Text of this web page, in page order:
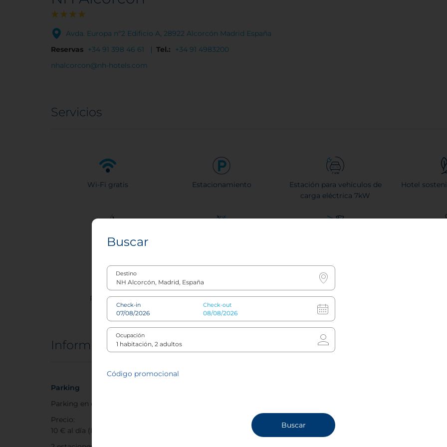
Avda. Europa nº2 Edificio A, 28922 Alcorcón Madrid España
Reservas +34 91 398 46 61 Tel.:
+34 91 4983200
nhalcorcon@nh-hotels.com
Servicios
Wi-Fi gratis Estacionamiento
Estación para vehículos de
carga eléctrica 7kW
Hotel
100%
Reuniones 102 Habitaciones
Información del hotel
Parking
Parking en el hotel
Precio:
10 € al día (IVA incluido)
Peso Máximo: 25 kg
Precio: 25 € por noche/por
Buscar
Destino
Check-in Check-out
Ocupación
Código promocional
Buscar